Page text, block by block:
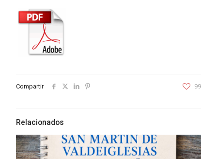
Compartir 99
Relacionados